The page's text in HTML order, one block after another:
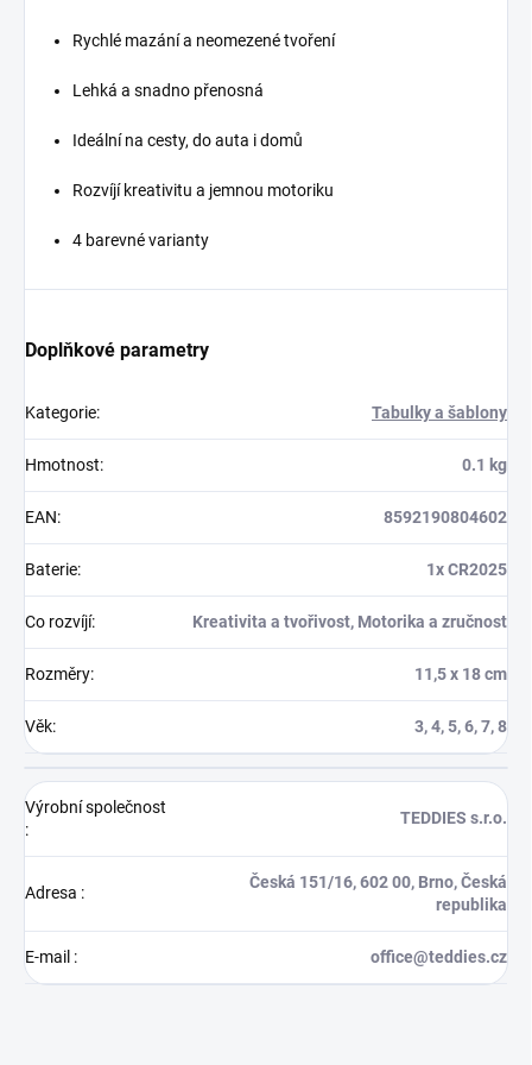
Rychlé mazání a neomezené tvoření
Lehká a snadno přenosná
Ideální na cesty, do auta i domů
Rozvíjí kreativitu a jemnou motoriku
4 barevné varianty
Doplňkové parametry
Kategorie: Tabulky a šablony
Hmotnost: 0.1 kg
EAN: 8592190804602
Baterie: 1x CR2025
Co rozvíjí: Kreativita a tvořivost, Motorika a zručnost
Rozměry: 11,5 x 18 cm
Věk: 3, 4, 5, 6, 7, 8
Výrobní společnost
:
TEDDIES s.r.o.
Adresa :
Česká 151/16, 602 00, Brno, Česká
republika
E-mail : office@teddies.cz